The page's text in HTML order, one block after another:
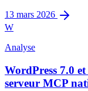
13 mars 2026
W
Analyse
WordPress 7.0
serveur MCP